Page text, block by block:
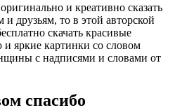
и креативно сказать
друзьям, то в этой авторской
скачать красивые
яркие картинки со словом
с надписями и словами от
спасибо